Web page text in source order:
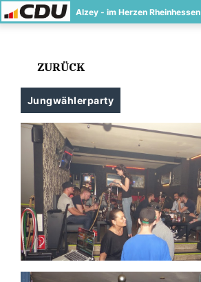
Alzey - im Herzen Rheinhessen
ZURÜCK
Jungwählerparty